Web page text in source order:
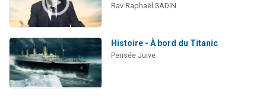
Rav Raphaël SADIN
Histoire - À bord du Titanic
Pensée Juive